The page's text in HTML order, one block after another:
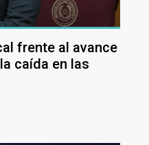
frente al avance
caída en las